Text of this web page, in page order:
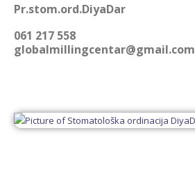
Pr.stom.ord.DiyaDar
061 217 558
globalmillingcentar@gmail.com